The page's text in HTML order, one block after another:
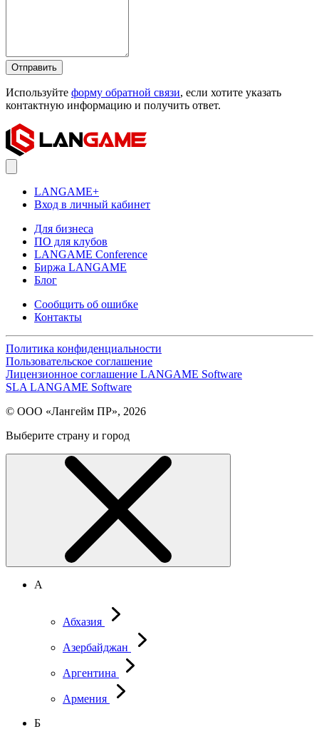
Отправить
Используйте форму обратной связи, если хотите указать
контактную информацию и получить ответ.
LANGAME+
Вход в личный кабинет
Для бизнеса
ПО для клубов
LANGAME Conference
Биржа LANGAME
Блог
Сообщить об ошибке
Контакты
Политика конфиденциальности
Пользовательское соглашение
Лицензионное соглашение LANGAME Software
SLA LANGAME Software
© ООО «Лангейм ПР», 2026
Выберите страну и город
А
Абхазия
Азербайджан
Аргентина
Армения
Б